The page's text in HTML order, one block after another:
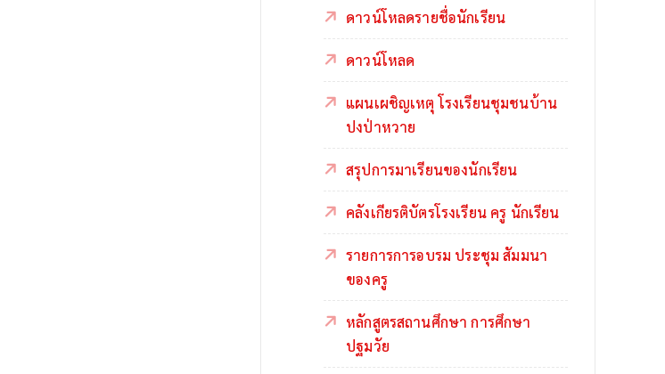
ดาวน์โหลดรายชื่อนักเรียน
ดาวน์โหลด
แผนเผชิญเหตุ โรงเรียนชุมชนบ้าน
ปงป่าหวาย
สรุปการมาเรียนของนักเรียน
คลังเกียรติบัตรโรงเรียน ครู นักเรียน
รายการการอบรม ประชุม สัมมนา
ของครู
หลักสูตรสถานศึกษา การศึกษา
ปฐมวัย